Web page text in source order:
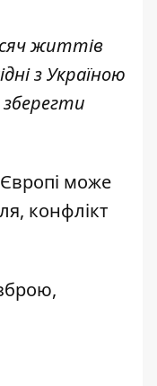
життів
з Україною
може
конфлікт
,